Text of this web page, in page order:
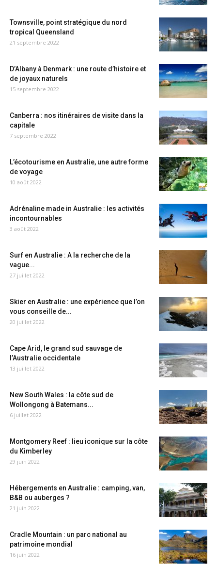
Townsville, point stratégique du nord
tropical Queensland
21 septembre 2022
D’Albany à Denmark : une route d’histoire et
de joyaux naturels
15 septembre 2022
Canberra : nos itinéraires de visite dans la
capitale
7 septembre 2022
L’écotourisme en Australie, une autre forme
de voyage
10 août 2022
Adrénaline made in Australie : les activités
incontournables
3 août 2022
Surf en Australie : A la recherche de la
vague...
27 juillet 2022
Skier en Australie : une expérience que l’on
vous conseille de...
20 juillet 2022
Cape Arid, le grand sud sauvage de
l’Australie occidentale
13 juillet 2022
New South Wales : la côte sud de
Wollongong à Batemans...
6 juillet 2022
Montgomery Reef : lieu iconique sur la côte
du Kimberley
29 juin 2022
Hébergements en Australie : camping, van,
B&B ou auberges ?
21 juin 2022
Cradle Mountain : un parc national au
patrimoine mondial
16 juin 2022